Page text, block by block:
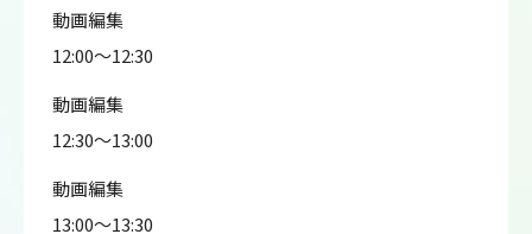
動画編集
12:00～12:30
動画編集
12:30～13:00
動画編集
13:00～13:30